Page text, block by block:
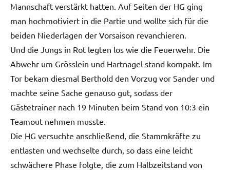
Mannschaft verstärkt hatten. Auf Seiten der HG ging
man hochmotiviert in die Partie und wollte sich für die
beiden Niederlagen der Vorsaison revanchieren.
Und die Jungs in Rot legten los wie die Feuerwehr. Die
Abwehr um Grösslein und Hartnagel stand kompakt. Im
Tor bekam diesmal Berthold den Vorzug vor Sander und
machte seine Sache genauso gut, sodass der
Gästetrainer nach 19 Minuten beim Stand von 10:3 ein
Teamout nehmen musste.
Die HG versuchte anschließend, die Stammkräfte zu
entlasten und wechselte durch, so dass eine leicht
schwächere Phase folgte, die zum Halbzeitstand von